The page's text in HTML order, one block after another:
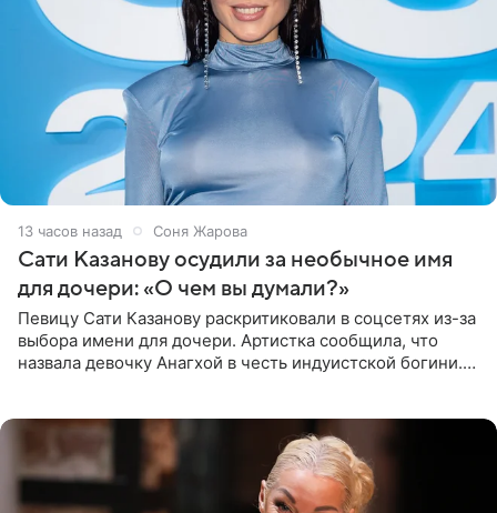
13 часов назад Соня Жарова
Сати Казанову осудили за необычное имя
для дочери: «О чем вы думали?»
Певицу Сати Казанову раскритиковали в соцсетях из-за
выбора имени для дочери. Артистка сообщила, что
назвала девочку Анагхой в честь индуистской богини.